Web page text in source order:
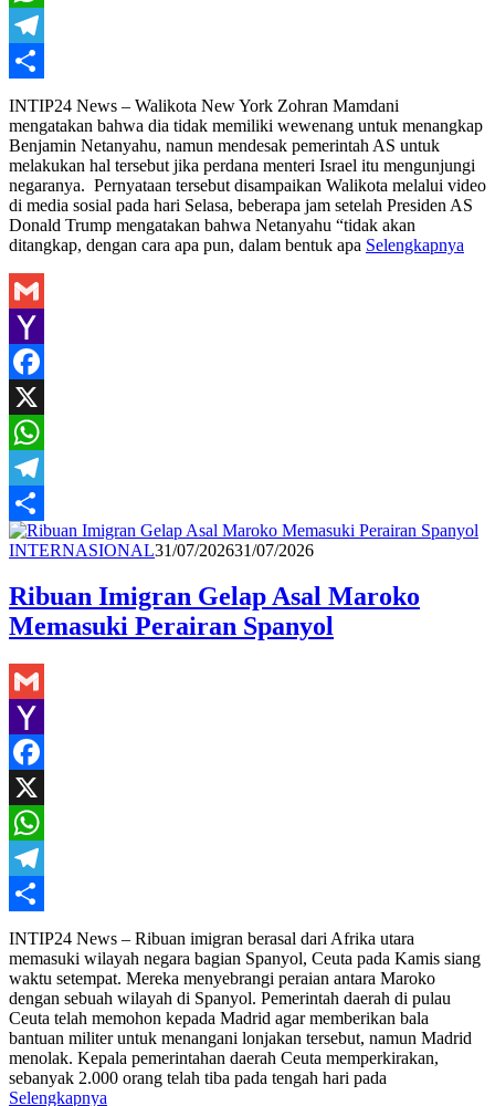
WhatsApp
Telegram
Share
INTIP24 News – Walikota New York Zohran Mamdani
mengatakan bahwa dia tidak memiliki wewenang untuk menangkap
Benjamin Netanyahu, namun mendesak pemerintah AS untuk
melakukan hal tersebut jika perdana menteri Israel itu mengunjungi
negaranya. Pernyataan tersebut disampaikan Walikota melalui video
di media sosial pada hari Selasa, beberapa jam setelah Presiden AS
Donald Trump mengatakan bahwa Netanyahu “tidak akan
ditangkap, dengan cara apa pun, dalam bentuk apa Selengkapnya
Gmail
Yahoo
Mail
Facebook
X
WhatsApp
Telegram
Share
INTERNASIONALRedaksi
31/07/202631/07/2026
Ribuan Imigran Gelap Asal Maroko
Memasuki Perairan Spanyol
Gmail
Yahoo
Mail
Facebook
X
WhatsApp
Telegram
Share
INTIP24 News – Ribuan imigran berasal dari Afrika utara
memasuki wilayah negara bagian Spanyol, Ceuta pada Kamis siang
waktu setempat. Mereka menyebrangi peraian antara Maroko
dengan sebuah wilayah di Spanyol. Pemerintah daerah di pulau
Ceuta telah memohon kepada Madrid agar memberikan bala
bantuan militer untuk menangani lonjakan tersebut, namun Madrid
menolak. Kepala pemerintahan daerah Ceuta memperkirakan,
sebanyak 2.000 orang telah tiba pada tengah hari pada
Selengkapnya